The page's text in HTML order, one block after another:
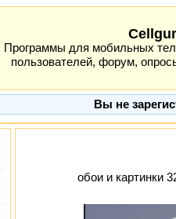
Программы для мобильных
пользователей, форум,
Вы не
обои и картинки